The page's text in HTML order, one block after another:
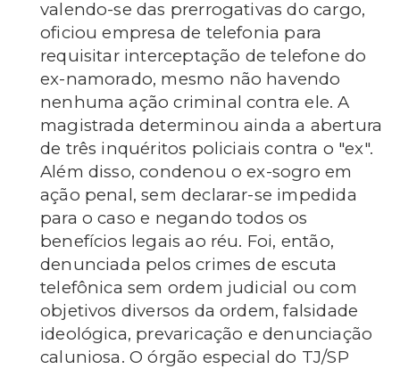
valendo-se das prerrogativas do cargo,
oficiou empresa de telefonia para
requisitar interceptação de telefone do
ex-namorado, mesmo não havendo
nenhuma ação criminal contra ele. A
magistrada determinou ainda a abertura
de três inquéritos policiais contra o "ex".
Além disso, condenou o ex-sogro em
ação penal, sem declarar-se impedida
para o caso e negando todos os
benefícios legais ao réu. Foi, então,
denunciada pelos crimes de escuta
telefônica sem ordem judicial ou com
objetivos diversos da ordem, falsidade
ideológica, prevaricação e denunciação
caluniosa. O órgão especial do TJ/SP